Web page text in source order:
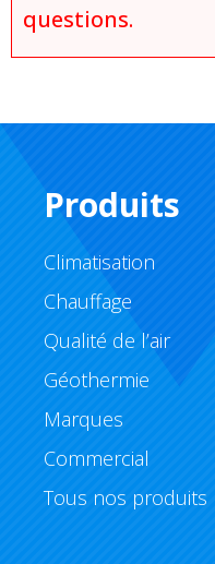
questions.
Produits
Climatisation
Chauffage
Qualité de l’air
Géothermie
Marques
Commercial
Tous nos produits